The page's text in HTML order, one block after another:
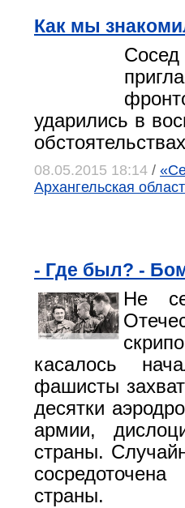
Как мы
ударились в
08.05.2015 18:14 /
Архангельская
- Где был? -
Не
касалось
фашисты
десятки
армии,
страны.
страны.